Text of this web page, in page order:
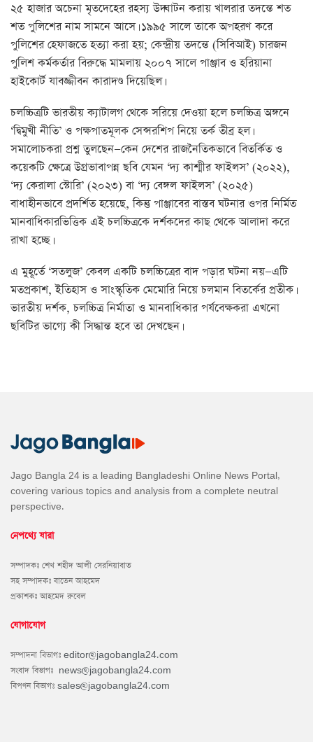
২৫ হাজার অচেনা মৃতদেহের রহস্য উদ্ঘাটন করায় খালরার তদন্তে শত
শত পুলিশের নাম সামনে আসে। ১৯৯৫ সালে তাকে অপহরণ করে
পুলিশের হেফাজতে হত্যা করা হয়; কেন্দ্রীয় তদন্তে (সিবিআই) চারজন
পুলিশ কর্মকর্তার বিরুদ্ধে মামলায় ২০০৭ সালে পাঞ্জাব ও হরিয়ানা
হাইকোর্ট যাবজ্জীবন কারাদণ্ড দিয়েছিল।
চলচ্চিত্রটি ভারতীয় ক্যাটালগ থেকে সরিয়ে দেওয়া হলে চলচ্চিত্র অঙ্গনে
‘দ্বিমুখী নীতি’ ও পক্ষপাতমূলক সেন্সরশিপ নিয়ে তর্ক তীব্র হল।
সমালোচকরা প্রশ্ন তুলছেন—কেন দেশের রাজনৈতিকভাবে বিতর্কিত ও
কয়েকটি ক্ষেত্রে উগ্রভাবাপন্ন ছবি যেমন ‘দ্য কাশ্মীর ফাইলস’ (২০২২),
‘দ্য কেরালা স্টোরি’ (২০২৩) বা ‘দ্য বেঙ্গল ফাইলস’ (২০২৫)
বাধাহীনভাবে প্রদর্শিত হয়েছে, কিন্তু পাঞ্জাবের বাস্তব ঘটনার ওপর নির্মিত
মানবাধিকারভিত্তিক এই চলচ্চিত্রকে দর্শকদের কাছ থেকে আলাদা করে
রাখা হচ্ছে।
এ মুহূর্তে ‘সতলুজ’ কেবল একটি চলচ্চিত্রের বাদ পড়ার ঘটনা নয়—এটি
মতপ্রকাশ, ইতিহাস ও সাংস্কৃতিক মেমোরি নিয়ে চলমান বিতর্কের প্রতীক।
ভারতীয় দর্শক, চলচ্চিত্র নির্মাতা ও মানবাধিকার পর্যবেক্ষকরা এখনো
ছবিটির ভাগ্যে কী সিদ্ধান্ত হবে তা দেখছেন।
Jago Bangla 24 is a leading Bangladeshi Online News Portal,
covering various topics and analysis from a complete neutral
perspective.
নেপথ্যে যারা
সম্পাদকঃ শেখ শহীদ আলী সেরনিয়াবাত
সহ সম্পাদকঃ বাতেন আহমেদ
প্রকাশকঃ আহমেদ রুবেল
যোগাযোগ
সম্পাদনা বিভাগঃ editor@jagobangla24.com
সংবাদ বিভাগঃ news@jagobangla24.com
বিপণন বিভাগঃ sales@jagobangla24.com